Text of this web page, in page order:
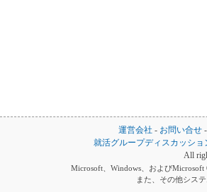
運営会社 - お問い合せ -
就活グループディスカッショ
All
Microsoft、Windows、および
また、その他シス